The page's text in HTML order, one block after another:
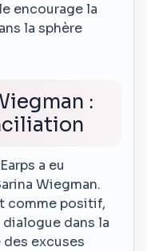
encourage la
la sphère
:
a eu
Wiegman.
comme positif,
dans la
excuses